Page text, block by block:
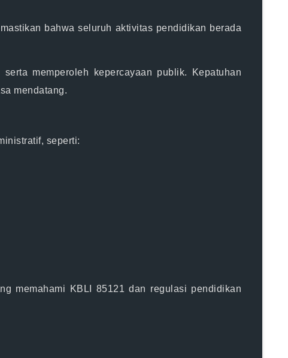
bahwa seluruh aktivitas pendidikan berada
memperoleh kepercayaan publik. Kepatuhan
mendatang.
seperti:
memahami KBLI 85121 dan regulasi pendidikan